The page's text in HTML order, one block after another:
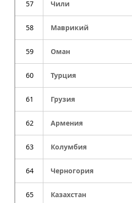
57 Чили
58 Маврикий
59 Оман
60 Турция
61 Грузия
62 Армения
63 Колумбия
64 Черногория
65 Казахстан